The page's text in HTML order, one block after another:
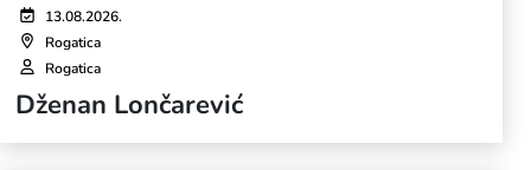
13.08.2026.
Rogatica
Rogatica
Dženan Lončarević